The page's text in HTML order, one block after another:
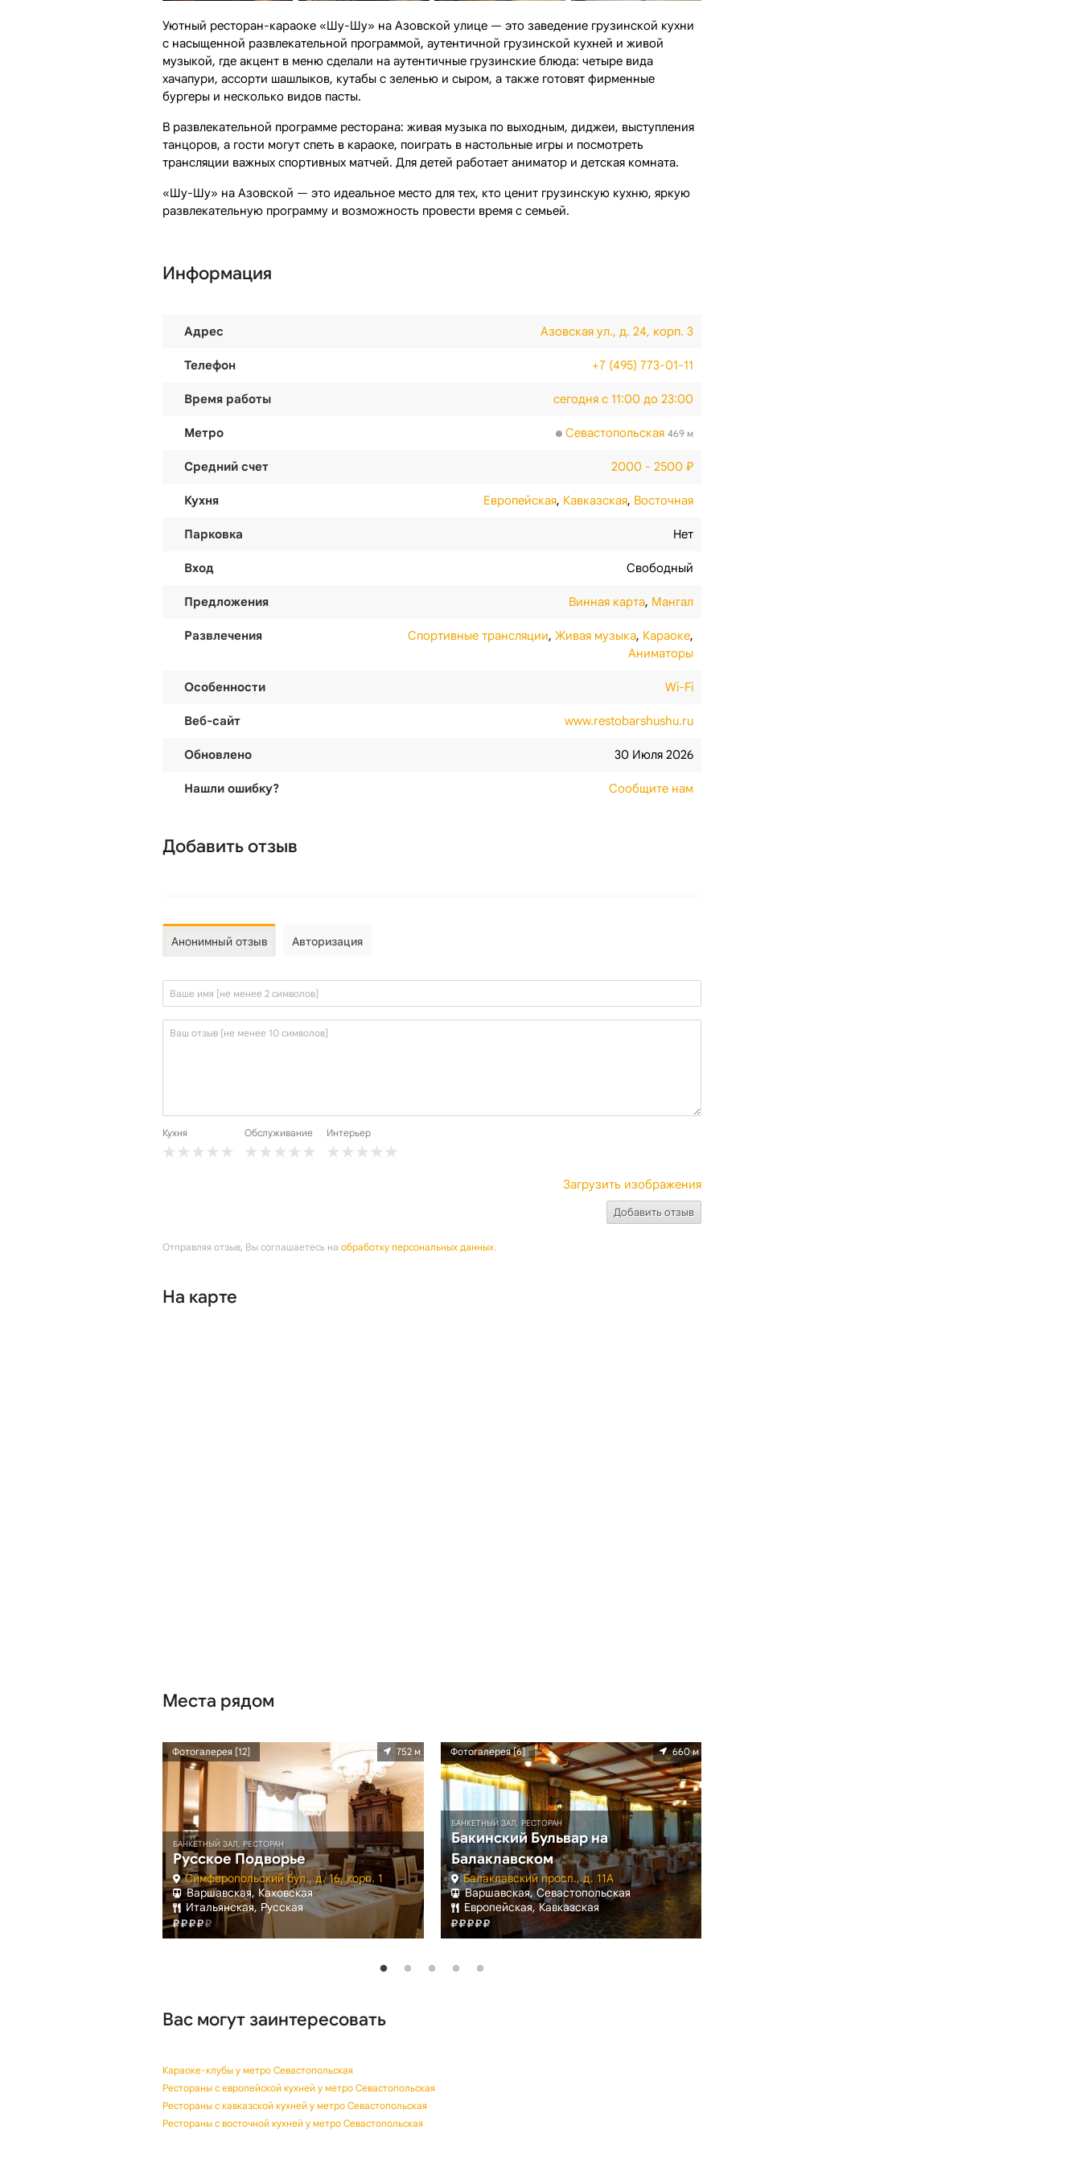
Уютный ресторан-караоке «Шу-Шу» на Азовской улице — это заведение грузинской кухни
с насыщенной развлекательной программой, аутентичной грузинской кухней и живой
музыкой, где акцент в меню сделали на аутентичные грузинские блюда: четыре вида
хачапури, ассорти шашлыков, кутабы с зеленью и сыром, а также готовят фирменные
бургеры и несколько видов пасты.
В развлекательной программе ресторана: живая музыка по выходным, диджеи, выступления
танцоров, а гости могут спеть в караоке, поиграть в настольные игры и посмотреть
трансляции важных спортивных матчей. Для детей работает аниматор и детская комната.
«Шу-Шу» на Азовской — это идеальное место для тех, кто ценит грузинскую кухню, яркую
развлекательную программу и возможность провести время с семьей.
Информация
Адрес Азовская ул., д. 24, корп. 3
Телефон +7 (495) 773-01-11
Время работы сегодня с 11:00 до 23:00
Метро Севастопольская 469 м
Средний счет 2000 - 2500 ₽
Кухня Европейская, Кавказская, Восточная
Парковка Нет
Вход Свободный
Предложения Винная карта, Мангал
Развлечения Спортивные трансляции, Живая музыка, Караоке,
Аниматоры
Особенности Wi-Fi
Веб-сайт www.restobarshushu.ru
Обновлено 30 Июля 2026
Нашли ошибку? Сообщите нам
Добавить отзыв
Анонимный отзыв Авторизация
Кухня Обслуживание Интерьер
Загрузить изображения
Отправляя отзыв, Вы соглашаетесь на обработку персональных данных.
На карте
Места рядом
Фотогалерея [12] 752 м
БАНКЕТНЫЙ ЗАЛ, РЕСТОРАН
Русское Подворье
Симферопольский бул., д. 16, корп. 1
Варшавская, Каховская
Итальянская, Русская
Фотогалерея [6] 660 м
БАНКЕТНЫЙ ЗАЛ, РЕСТОРАН
Бакинский Бульвар на
Балаклавском
Балаклавский просп., д. 11А
Варшавская, Севастопольская
Европейская, Кавказская
Вас могут заинтересовать
Караоке-клубы у метро Севастопольская
Рестораны с европейской кухней у метро Севастопольская
Рестораны с кавказской кухней у метро Севастопольская
Рестораны с восточной кухней у метро Севастопольская